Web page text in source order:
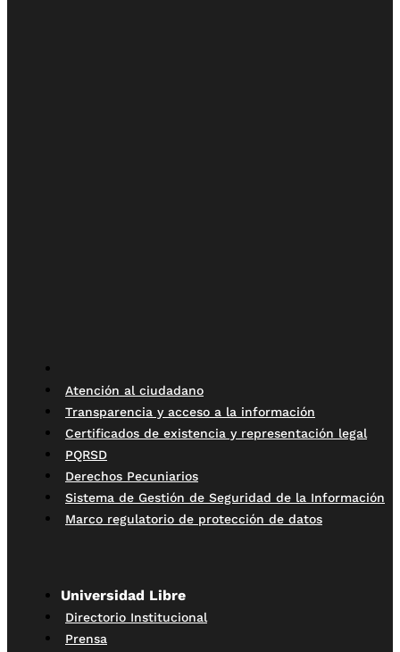
Atención al ciudadano
Transparencia y acceso a la información
Certificados de existencia y representación legal
PQRSD
Derechos Pecuniarios
Sistema de Gestión de Seguridad de la Información
Marco regulatorio de protección de datos
Universidad Libre
Directorio Institucional
Prensa